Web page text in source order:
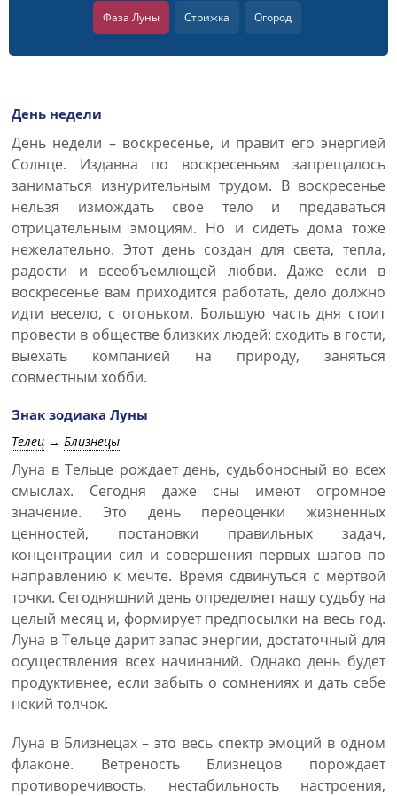
Фаза Луны Стрижка Огород
День недели
День недели – воскресенье, и правит его энергией
Солнце. Издавна по воскресеньям запрещалось
заниматься изнурительным трудом. В воскресенье
нельзя измождать свое тело и предаваться
отрицательным эмоциям. Но и сидеть дома тоже
нежелательно. Этот день создан для света, тепла,
радости и всеобъемлющей любви. Даже если в
воскресенье вам приходится работать, дело должно
идти весело, с огоньком. Большую часть дня стоит
провести в обществе близких людей: сходить в гости,
выехать компанией на природу, заняться
совместным хобби.
Знак зодиака Луны
Телец → Близнецы
Луна в Тельце рождает день, судьбоносный во всех
смыслах. Сегодня даже сны имеют огромное
значение. Это день переоценки жизненных
ценностей, постановки правильных задач,
концентрации сил и совершения первых шагов по
направлению к мечте. Время сдвинуться с мертвой
точки. Сегодняшний день определяет нашу судьбу на
целый месяц и, формирует предпосылки на весь год.
Луна в Тельце дарит запас энергии, достаточный для
осуществления всех начинаний. Однако день будет
продуктивнее, если забыть о сомнениях и дать себе
некий толчок.
Луна в Близнецах – это весь спектр эмоций в одном
флаконе. Ветреность Близнецов порождает
противоречивость, нестабильность настроения,